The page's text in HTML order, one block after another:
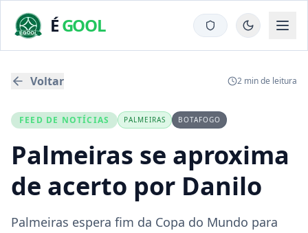
ÉGOOL
Voltar 2 min de leitura
FEED DE NOTÍCIAS PALMEIRAS BOTAFOGO
Palmeiras se aproxima
de acerto por Danilo
Palmeiras espera fim da Copa do Mundo para